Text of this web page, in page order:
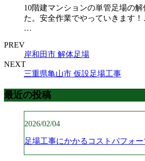
10階建マンションの単管足場の
た。安全作業でやっていきます
…
PREV
岸和田市 解体足場
NEXT
三重県亀山市 仮設足場工事
最近の投稿
2026/02/04
足場工事にかかるコストパフォ